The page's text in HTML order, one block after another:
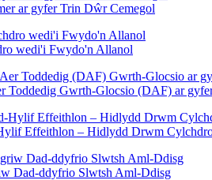
ar gyfer Trin Dŵr Cemegol
wedi'i Fwydo'n Allanol
Toddedig Gwrth-Glocsio (DAF) ar
Effeithlon – Hidlydd Drwm
Dad-ddyfrio Slwtsh Aml-Ddisg